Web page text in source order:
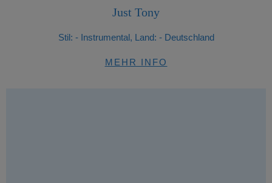
Just Tony
Stil: - Instrumental, Land: - Deutschland
MEHR INFO